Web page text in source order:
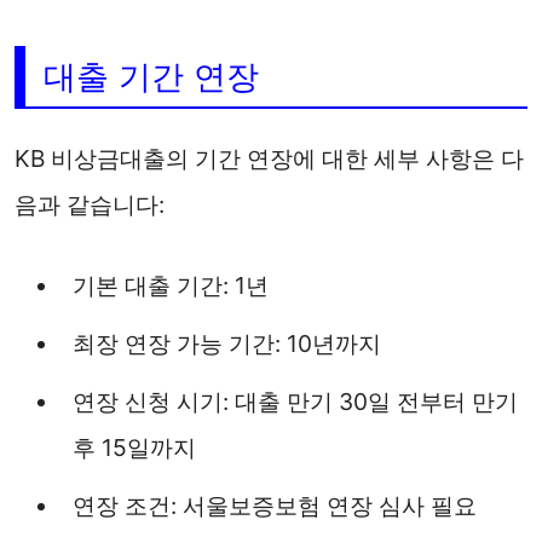
대출 기간 연장
KB 비상금대출의 기간 연장에 대한 세부 사항은 다
음과 같습니다:
기본 대출 기간: 1년
최장 연장 가능 기간: 10년까지
연장 신청 시기: 대출 만기 30일 전부터 만기
후 15일까지
연장 조건: 서울보증보험 연장 심사 필요